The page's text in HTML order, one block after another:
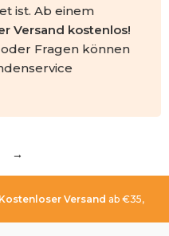
ist. Ab einem
Versand kostenlos!
Fragen können
→
Kostenloser Versand ab €35,-